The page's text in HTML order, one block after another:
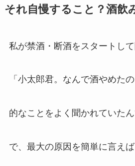
それ自慢すること？酒飲
私が禁酒・断酒をスタートして
「小太郎君。なんで酒やめたの
的なことをよく聞かれていたん
で、最大の原因を簡単に言えば